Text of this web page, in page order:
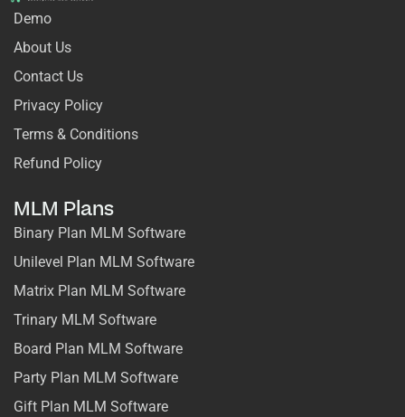
Demo
About Us
Contact Us
Privacy Policy
Terms & Conditions
Refund Policy
MLM Plans
Binary Plan MLM Software
Unilevel Plan MLM Software
Matrix Plan MLM Software
Trinary MLM Software
Board Plan MLM Software
Party Plan MLM Software
Gift Plan MLM Software